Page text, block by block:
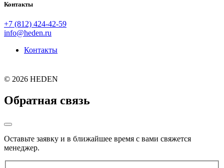
Контакты
+7 (812) 424-42-59
info@heden.ru
Контакты
© 2026 HEDEN
Обратная связь
Оставьте заявку и в ближайшее время с вами свяжется
менеджер.